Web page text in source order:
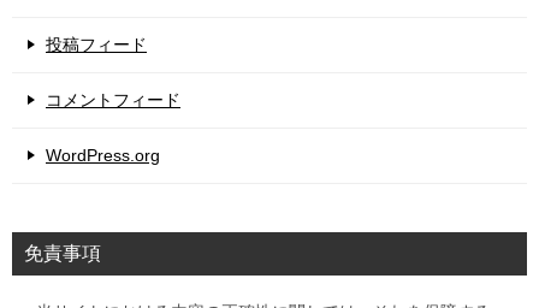
投稿フィード
コメントフィード
WordPress.org
免責事項